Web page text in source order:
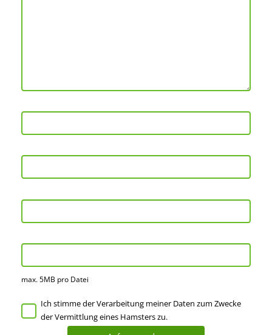
max. 5MB pro Datei
Ich stimme der Verarbeitung meiner Daten zum Zwecke
der Vermittlung eines Hamsters zu.